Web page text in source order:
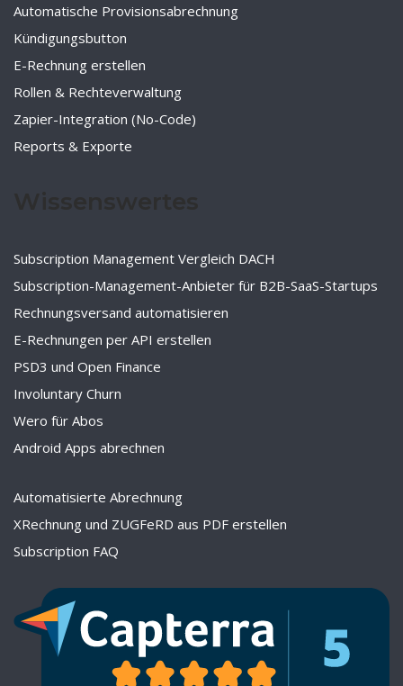
Automatische Provisionsabrechnung
Kündigungsbutton
E-Rechnung erstellen
Rollen & Rechteverwaltung
Zapier-Integration (No-Code)
Reports & Exporte
Subscription Management Vergleich DACH
Subscription-Management-Anbieter für B2B-SaaS-Startups
Rechnungsversand automatisieren
E-Rechnungen per API erstellen
PSD3 und Open Finance
Involuntary Churn
Wero für Abos
Android Apps abrechnen
Automatisierte Abrechnung
XRechnung und ZUGFeRD aus PDF erstellen
Subscription FAQ